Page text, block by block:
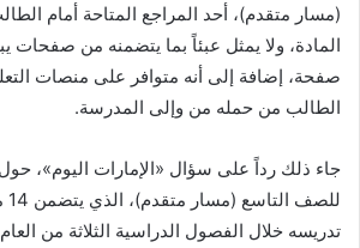
(مسار متقدم)، أحد المراجع المتاحة أمام
صفحة، إضافة إلى أنه متوافر على منصات
الطالب من حمله من وإلى المدرسة.
جاء ذلك رداً على سؤال «الإمارات اليوم»،
تدريسه خلال الفصول الدراسية الثلاثة من